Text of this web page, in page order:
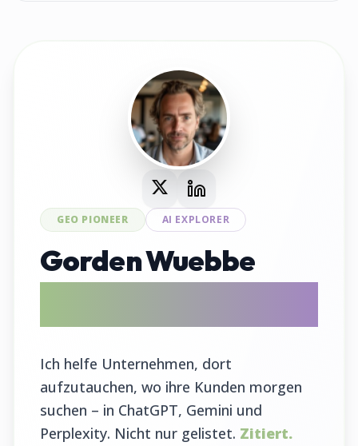
GEO PIONEER AI EXPLORER
Gorden Wuebbe
Ich helfe Unternehmen, dort
aufzutauchen, wo ihre Kunden morgen
suchen – in ChatGPT, Gemini und
Perplexity. Nicht nur gelistet. Zitiert.